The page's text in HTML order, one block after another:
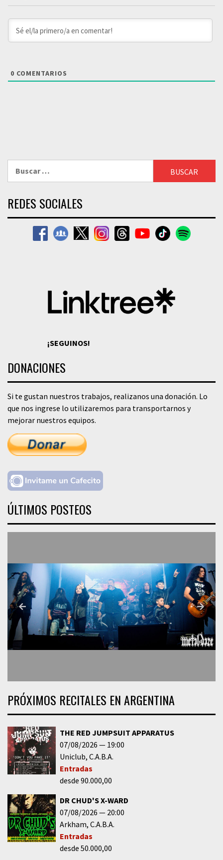
0 COMENTARIOS
REDES SOCIALES
¡SEGUINOS!
DONACIONES
Si te gustan nuestros trabajos, realizanos una donación. Lo
que nos ingrese lo utilizaremos para transportarnos y
mejorar nuestros equipos.
ÚLTIMOS POSTEOS
PRÓXIMOS RECITALES EN ARGENTINA
THE RED JUMPSUIT APPARATUS
07/08/2026
19:00
Uniclub C.A.B.A.
Entradas
desde 90.000,00
DR CHUD'S X-WARD
07/08/2026
20:00
Arkham C.A.B.A.
Entradas
desde 50.000,00